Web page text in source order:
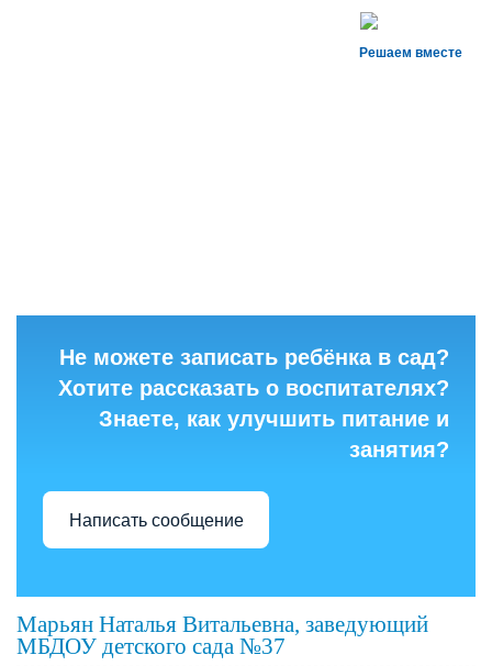
Решаем вместе
Не можете записать ребёнка в сад?
Хотите рассказать о воспитателях?
Знаете, как улучшить питание и
занятия?
Написать сообщение
Марьян Наталья Витальевна, заведующий
МБДОУ детского сада №37